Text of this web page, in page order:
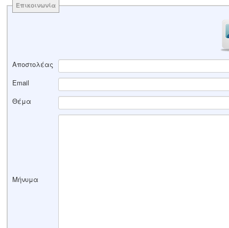
Επικοινωνία
Αποστολέας
Email
Θέμα
Μήνυμα